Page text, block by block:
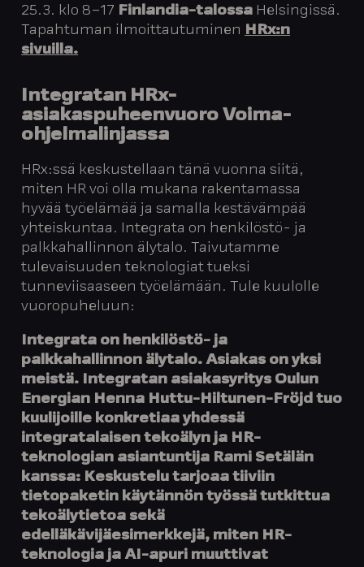
25.3. klo 8–17 Finlandia-talossa Helsingissä.
Tapahtuman ilmoittautuminen HRx:n
sivuilla.
Integratan HRx-
asiakaspuheenvuoro Voima-
ohjelmalinjassa
HRx:ssä keskustellaan tänä vuonna siitä,
miten HR voi olla mukana rakentamassa
hyvää työelämää ja samalla kestävämpää
yhteiskuntaa. Integrata on henkilöstö- ja
palkkahallinnon älytalo. Taivutamme
tulevaisuuden teknologiat tueksi
tunneviisaaseen työelämään. Tule kuulolle
vuoropuheluun:
Integrata on henkilöstö- ja
palkkahallinnon älytalo. Asiakas on yksi
meistä. Integratan asiakasyritys Oulun
Energian Henna Huttu-Hiltunen-Fröjd tuo
kuulijoille konkretiaa yhdessä
integratalaisen tekoälyn ja HR-
teknologian asiantuntija Rami Setälän
kanssa: Keskustelu tarjoaa tiiviin
tietopaketin käytännön työssä tutkittua
tekoälytietoa sekä
edelläkävijäesimerkkejä, miten HR-
teknologia ja AI-apuri muuttivat